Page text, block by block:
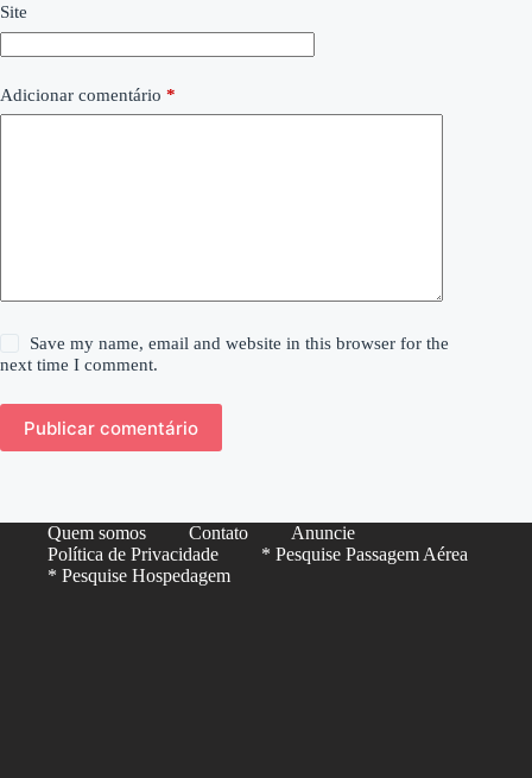
Site
Adicionar comentário *
Save my name, email and website in this browser for the
next time I comment.
Publicar comentário
Quem somos Contato
Anuncie
Política de Privacidade
* Pesquise Passagem Aérea
* Pesquise Hospedagem